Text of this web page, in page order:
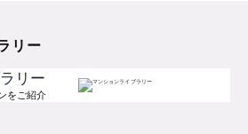
リー
リー
をご紹介